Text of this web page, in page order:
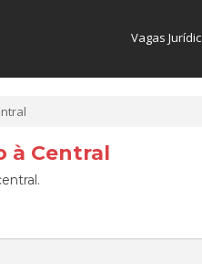
Vagas
à Central